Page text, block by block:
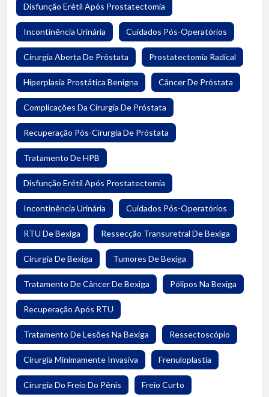
Disfunção Erétil Após Prostatectomia
Incontinência Urinária Cuidados Pós-Operatórios
Cirurgia Aberta De Próstata Prostatectomia Radical
Hiperplasia Prostática Benigna Câncer De Próstata
Complicações Da Cirurgia De Próstata
Recuperação Pós-Cirurgia De Próstata
Tratamento De HPB
Disfunção Erétil Após Prostatectomia
Incontinência Urinária Cuidados Pós-Operatórios
RTU De Bexiga Ressecção Transuretral De Bexiga
Cirurgia De Bexiga Tumores De Bexiga
Tratamento De Câncer De Bexiga Pólipos Na Bexiga
Recuperação Após RTU
Tratamento De Lesões Na Bexiga Ressectoscópio
Cirurgia Minimamente Invasiva Frenuloplastia
Cirurgia Do Freio Do Pênis Freio Curto